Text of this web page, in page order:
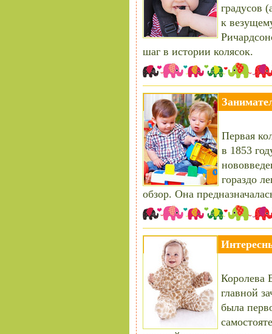
градусов
к
шаг в истории колясок.
Первая
в 1853
гораздо
обзор. Она
Королева
главной
была